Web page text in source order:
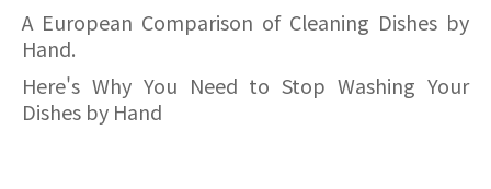
A European Comparison of Cleaning Dishes by
Hand.
Here's Why You Need to Stop Washing Your
Dishes by Hand